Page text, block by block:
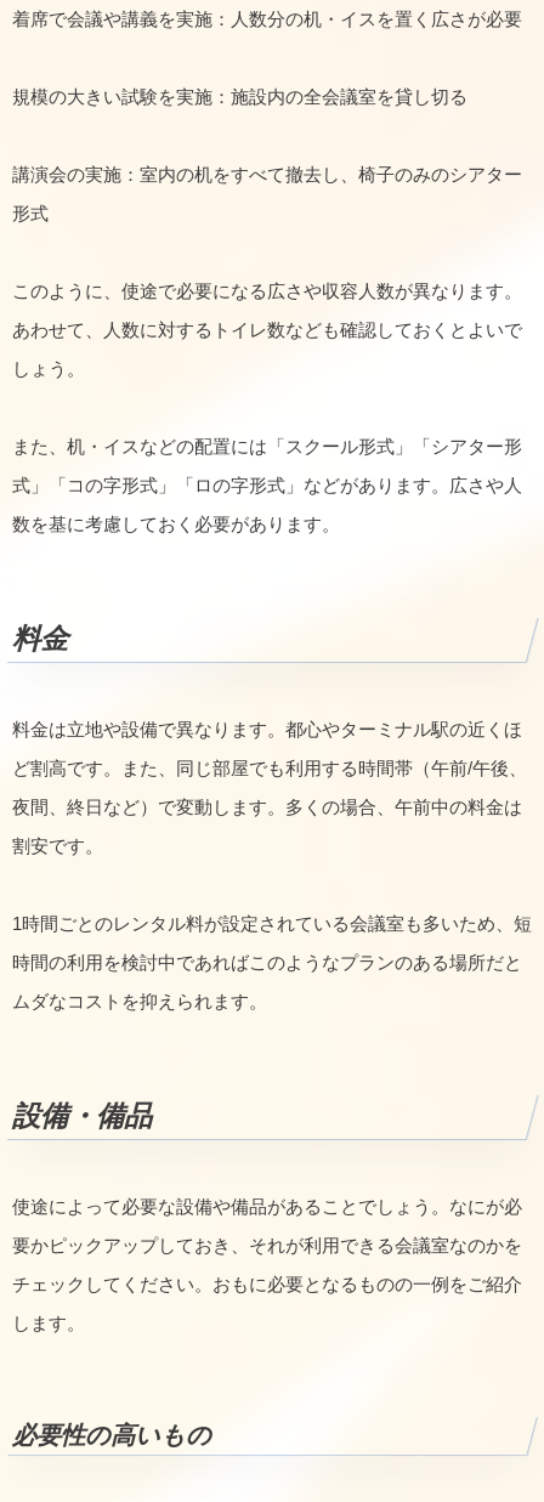
着席で会議や講義を実施：人数分の机・イスを置く広さが必要
規模の大きい試験を実施：施設内の全会議室を貸し切る
講演会の実施：室内の机をすべて撤去し、椅子のみのシアター
形式
このように、使途で必要になる広さや収容人数が異なります。
あわせて、人数に対するトイレ数なども確認しておくとよいで
しょう。
また、机・イスなどの配置には「スクール形式」「シアター形
式」「コの字形式」「ロの字形式」などがあります。広さや人
数を基に考慮しておく必要があります。
料金
料金は立地や設備で異なります。都心やターミナル駅の近くほ
ど割高です。また、同じ部屋でも利用する時間帯（午前/午後、
夜間、終日など）で変動します。多くの場合、午前中の料金は
割安です。
1時間ごとのレンタル料が設定されている会議室も多いため、短
時間の利用を検討中であればこのようなプランのある場所だと
ムダなコストを抑えられます。
設備・備品
使途によって必要な設備や備品があることでしょう。なにが必
要かピックアップしておき、それが利用できる会議室なのかを
チェックしてください。おもに必要となるものの一例をご紹介
します。
必要性の高いもの